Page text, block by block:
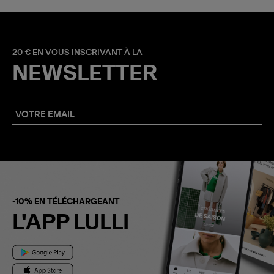
20 € EN VOUS INSCRIVANT À LA
NEWSLETTER
-10% EN TÉLÉCHARGEANT
L'APP LULLI